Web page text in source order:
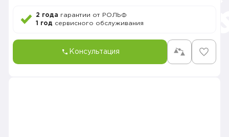
2 года гарантии от РОЛЬФ
1 год сервисного обслуживания
Консультация